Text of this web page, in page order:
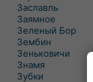
Заславль
Заямное
Зеленый Бор
Зембин
Зеньковичи
Знамя
Зубки